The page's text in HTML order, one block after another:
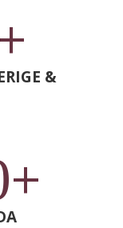
&
+
+